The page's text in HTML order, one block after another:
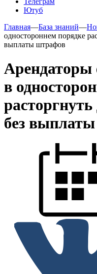
Ютуб
Главная—База знаний—
одностороннем порядке
выплаты штрафов
Арендаторы
в
без